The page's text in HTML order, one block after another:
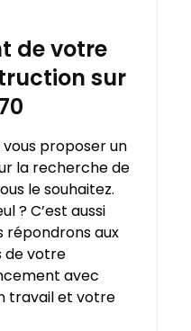
de votre
sur
proposer un
la recherche de
le souhaitez.
? C’est aussi
répondrons aux
de votre
avec
travail et votre